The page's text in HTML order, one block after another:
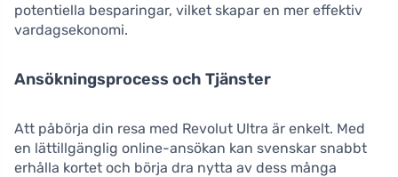
potentiella besparingar, vilket skapar en mer effektiv
vardagsekonomi.
Ansökningsprocess och Tjänster
Att påbörja din resa med Revolut Ultra är enkelt. Med
en lättillgänglig online-ansökan kan svenskar snabbt
erhålla kortet och börja dra nytta av dess många